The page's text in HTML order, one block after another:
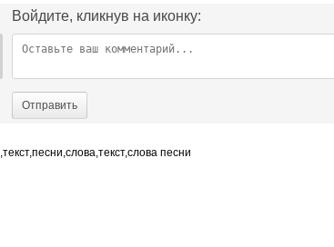
Войдите, кликнув на иконку:
Отправить
песни